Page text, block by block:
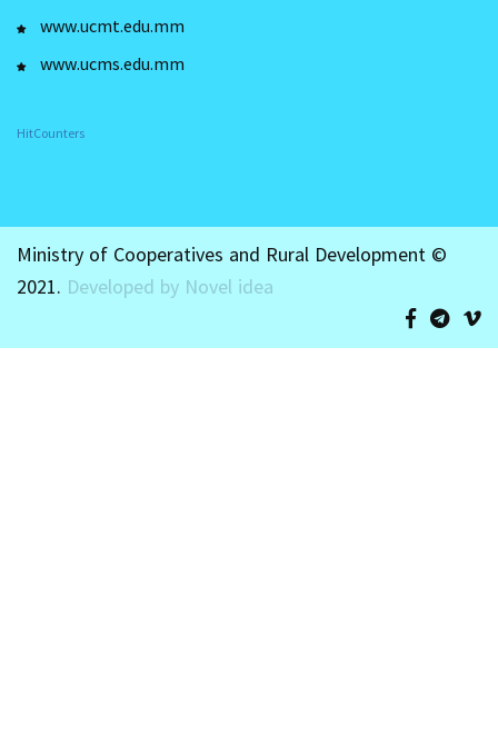
www.ucmt.edu.mm
www.ucms.edu.mm
HitCounters
Ministry of Cooperatives and Rural Development ©
2021. Developed by Novel idea